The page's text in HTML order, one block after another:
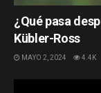
¿Qué pasa
Kübler-Ross
MAYO 2, 2024 4.4K